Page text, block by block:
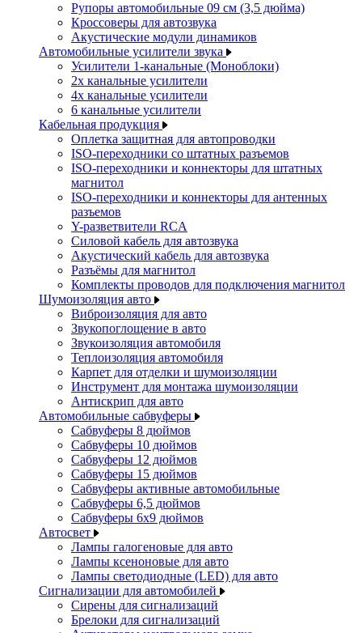
Рупоры автомобильные 09 см (3,5 дюйма)
Кроссоверы для автозвука
Акустические модули динамиков
Автомобильные усилители звука
Усилители 1-канальные (Моноблоки)
2х канальные усилители
4х канальные усилители
6 канальные усилители
Кабельная продукция
Оплетка защитная для автопроводки
ISO-переходники со штатных разъемов
ISO-переходники и коннекторы для штатных
магнитол
ISO-переходники и коннекторы для антенных
разъемов
Y-разветвители RCA
Силовой кабель для автозвука
Акустический кабель для автозвука
Разъёмы для магнитол
Комплекты проводов для подключения магнитол
Шумоизоляция авто
Виброизоляция для авто
Звукопоглощение в авто
Звукоизоляция автомобиля
Теплоизоляция автомобиля
Карпет для отделки и шумоизоляции
Инструмент для монтажа шумоизоляции
Антискрип для авто
Автомобильные сабвуферы
Сабвуферы 8 дюймов
Сабвуферы 10 дюймов
Сабвуферы 12 дюймов
Сабвуферы 15 дюймов
Сабвуферы активные автомобильные
Сабвуферы 6,5 дюймов
Сабвуферы 6x9 дюймов
Автосвет
Лампы галогеновые для авто
Лампы ксеноновые для авто
Лампы светодиодные (LED) для авто
Сигнализации для автомобилей
Сирены для сигнализаций
Брелоки для сигнализаций